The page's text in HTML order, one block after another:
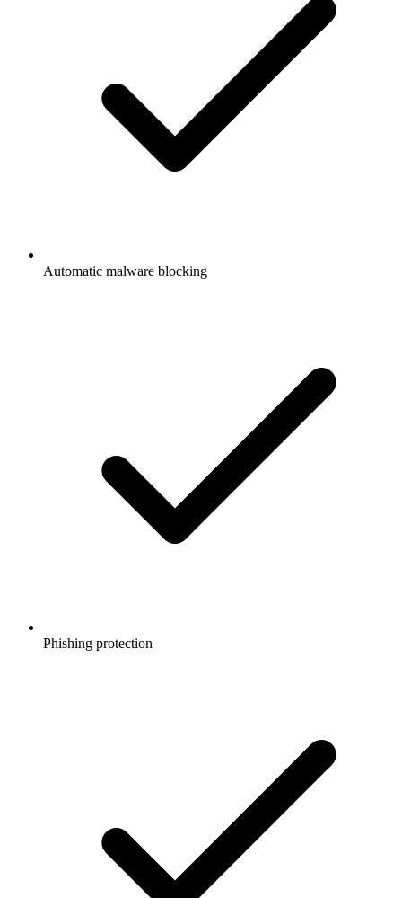
Automatic malware blocking
Phishing protection